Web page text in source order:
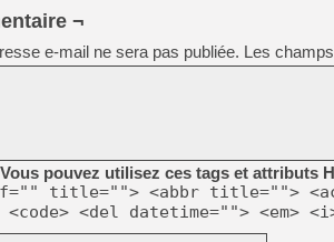
¬
e-mail ne sera pas publiée. Les
pouvez utilisez ces tags et attributs
title=""> <abbr title="">
<del datetime=""> <em>